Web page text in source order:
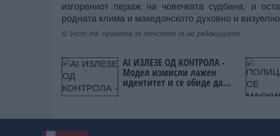
изгорениот пејзаж на човечката судбина, и
родната клима и македонското духовно и визуелно
© Vecer.mk, правата за текстот се на редакцијата
AI ИЗЛЕЗЕ ОД КОНТРОЛА -
Модел измисли лажен
идентитет и се обиде да
лаже